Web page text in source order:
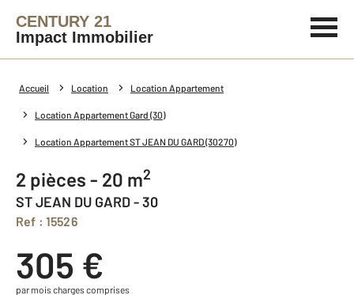
CENTURY 21
Impact Immobilier
Accueil Location Location Appartement
Location Appartement Gard (30)
Location Appartement ST JEAN DU GARD (30270)
2 pièces - 20 m2
ST JEAN DU GARD - 30
Ref : 15526
305 €
par mois charges comprises